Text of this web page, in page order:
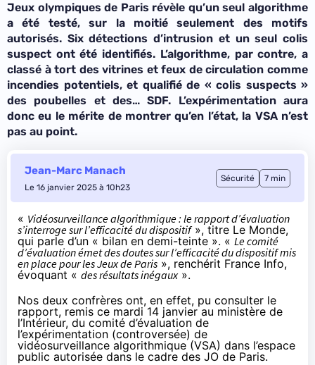
Jeux olympiques de Paris révèle qu’un seul algorithme
a été testé, sur la moitié seulement des motifs
autorisés. Six détections d’intrusion et un seul colis
suspect ont été identifiés. L’algorithme, par contre, a
classé à tort des vitrines et feux de circulation comme
incendies potentiels, et qualifié de « colis suspects »
des poubelles et des… SDF. L’expérimentation aura
donc eu le mérite de montrer qu’en l’état, la VSA n’est
pas au point.
Jean-Marc Manach
Le 16 janvier 2025 à 10h23
Sécurité 7 min
« Vidéosurveillance algorithmique : le rapport d’évaluation
s’interroge sur l’efficacité du dispositif», titre Le Monde,
qui parle d’un « bilan en demi-teinte ». « Le comité
d’évaluation émet des doutes sur l’efficacité du dispositif mis
en place pour les Jeux de Paris », renchérit France Info,
évoquant « des résultats inégaux».
Nos deux confrères ont, en effet, pu consulter le
rapport, remis ce mardi 14 janvier au ministère de
l’Intérieur, du comité d’évaluation de
l’expérimentation (controversée) de
vidéosurveillance algorithmique (VSA) dans l’espace
public autorisée dans le cadre des JO de Paris.